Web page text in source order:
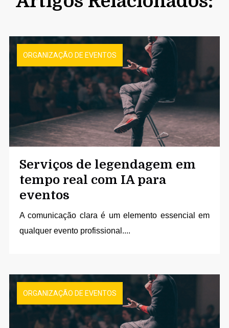
ORGANIZAÇÃO DE EVENTOS
Serviços de legendagem em
tempo real com IA para
eventos
A comunicação clara é um elemento essencial em
qualquer evento profissional....
ORGANIZAÇÃO DE EVENTOS